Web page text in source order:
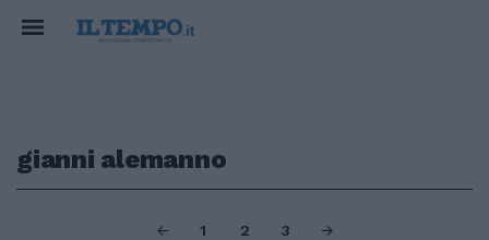
gianni alemanno
1 2 3